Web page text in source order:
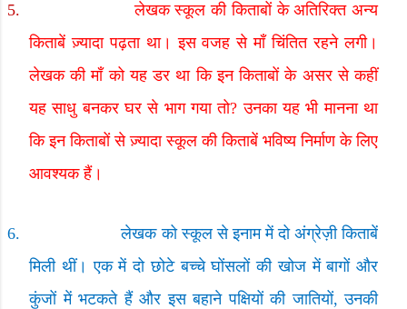
5.
लेखक स्कूल की किताबों के अतिरिक्त अन्य
किताबें ज़्यादा पढ़ता था। इस वजह से माँ चिंतित रहने लगी।
लेखक की माँ को यह डर था कि इन किताबों के असर से कहीं
यह साधु बनकर घर से भाग गया तो? उनका यह भी मानना था
कि इन किताबों से ज़्यादा स्कूल की किताबें भविष्य निर्माण के लिए
आवश्यक हैं।
6.
लेखक को स्कूल से इनाम में दो अंग्रेज़ी किताबें
मिली थीं। एक में दो छोटे बच्चे घोंसलों की खोज में बागों और
कुंजों में भटकते हैं और इस बहाने पक्षियों की जातियों,उनकी